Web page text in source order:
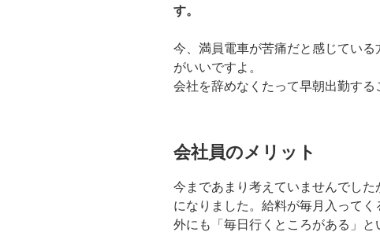
す。
今、満員電車が苦痛だと感じてい
がいいですよ。
会社を辞めなくたって早朝出勤する
会社員のメリット
今まであまり考えていませんでし
になりました。給料が毎月入って
外にも「毎日行くところがある」と